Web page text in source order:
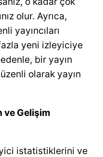
olur. Ayrıca,
yayıncıları
yeni izleyiciye
bir yayın
olarak yayın
ve Gelişim
istatistiklerini ve